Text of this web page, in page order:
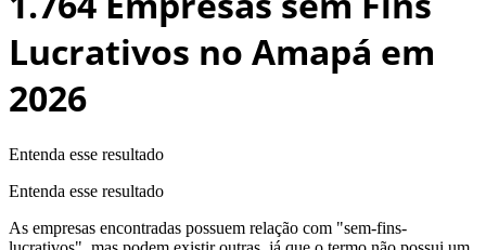
Lucrativos no Amapá em
2026
Entenda esse resultado
Entenda esse resultado
As empresas encontradas possuem relação com "sem-fins-